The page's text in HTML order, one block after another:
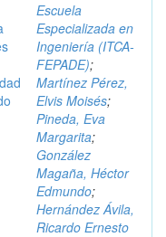
Escuela
Especializada en
Ingeniería (ITCA-
FEPADE);
Martínez Pérez,
Elvis Moisés;
Pineda, Eva
Margarita;
González
Magaña, Héctor
Edmundo;
Hernández Ávila,
Ricardo Ernesto